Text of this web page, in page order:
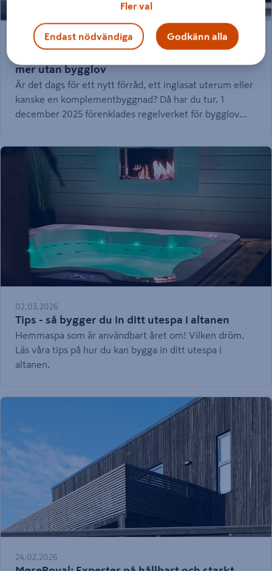
09.03.2026
mer utan bygglov
Är det dags för ett nytt förråd, ett inglasat uterum eller
kanske en komplementbyggnad? Då har du tur. 1
december 2025 förenklades regelverket för bygglov
02.03.2026
Tips - så bygger du in ditt utespa i altanen
Hemmaspa som är användbart året om! Vilken dröm.
Läs våra tips på hur du kan bygga in ditt utespa i
altanen.
24.02.2026
Fler val
Endast nödvändiga Godkänn alla